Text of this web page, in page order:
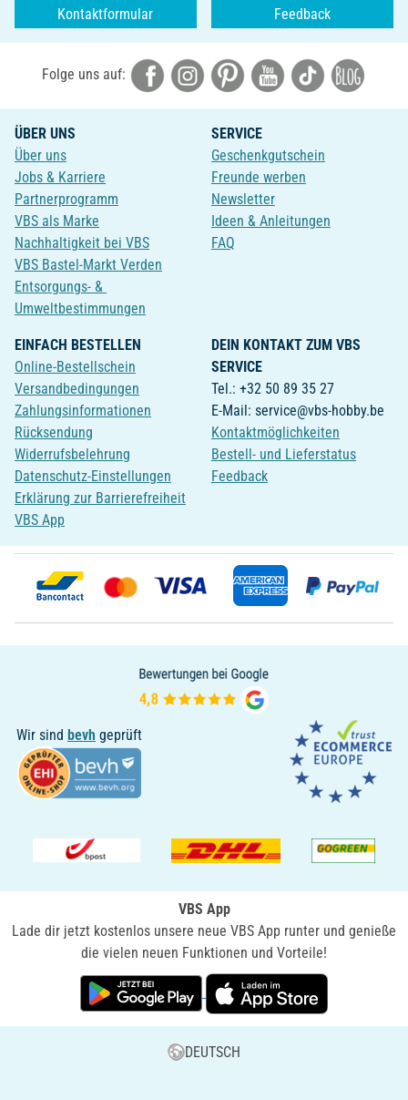
Kontaktformular Feedback
Folge uns auf:
ÜBER UNS
Über uns
Jobs & Karriere
Partnerprogramm
VBS als Marke
Nachhaltigkeit bei VBS
VBS Bastel-Markt Verden
Entsorgungs- &
Umweltbestimmungen
SERVICE
Geschenkgutschein
Freunde werben
Newsletter
Ideen & Anleitungen
FAQ
EINFACH BESTELLEN
Online-Bestellschein
Versandbedingungen
Zahlungsinformationen
Rücksendung
Widerrufsbelehrung
Datenschutz-Einstellungen
Erklärung zur Barrierefreiheit
VBS App
DEIN KONTAKT ZUM VBS
SERVICE
Tel.: +32 50 89 35 27
E-Mail: service@vbs-hobby.be
Kontaktmöglichkeiten
Bestell- und Lieferstatus
Feedback
Wir sind bevh geprüft
VBS App
Lade dir jetzt kostenlos unsere neue VBS App runter und genieße
die vielen neuen Funktionen und Vorteile!
DEUTSCH